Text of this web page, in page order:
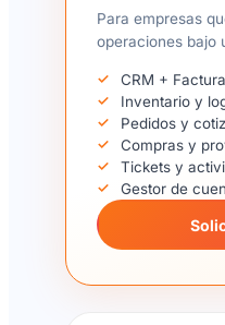
Para empresas
operaciones bajo
CRM +
Inventario y
Pedidos y
Compras y
Tickets y
Gestor de